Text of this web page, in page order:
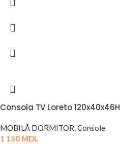
Consola TV Loreto 120x40x46H
MOBILĂ DORMITOR,Console
1 150 MDL